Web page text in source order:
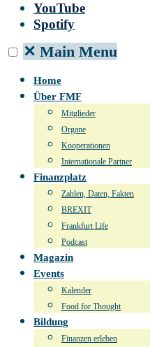
YouTube
Spotify
✕ Main Menu
Home
Über FMF
Mitglieder
Organe
Kooperationen
Internationale Partner
Finanzplatz
Zahlen, Daten, Fakten
BREXIT
Frankfurt Life
Podcast
Magazin
Events
Kalender
Food for Thought
Bildung
Finanzen erleben